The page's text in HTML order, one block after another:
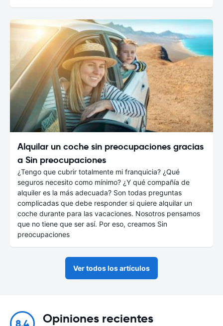
Alquilar un coche sin preocupaciones gracias
a Sin preocupaciones
¿Tengo que cubrir totalmente mi franquicia? ¿Qué
seguros necesito como mínimo? ¿Y qué compañía de
alquiler es la más adecuada? Son todas preguntas
complicadas que debe responder si quiere alquilar un
coche durante para las vacaciones. Nosotros pensamos
que no tiene que ser así. Por eso, creamos Sin
preocupaciones
Ver todos los artículos
Opiniones recientes